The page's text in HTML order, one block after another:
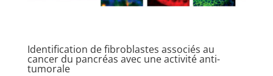
Identification de fibroblastes associés au
cancer du pancréas avec une activité anti-
tumorale